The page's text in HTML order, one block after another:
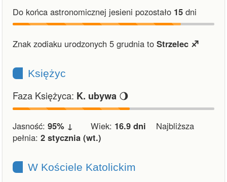
Do końca astronomicznej jesieni pozostało 15 dni
Znak zodiaku urodzonych 5 grudnia to Strzelec ♐︎
Księżyc
Faza Księżyca: K. ubywa 🌖
Jasność: 95% ↓ Wiek: 16.9 dni Najbliższa
pełnia: 2 stycznia (wt.)
W Kościele Katolickim